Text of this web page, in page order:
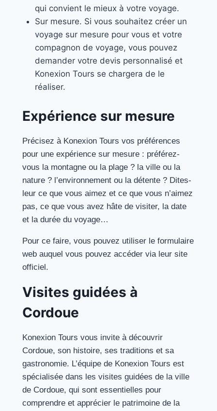
qui convient le mieux à votre voyage.
Sur mesure. Si vous souhaitez créer un
voyage sur mesure pour vous et votre
compagnon de voyage, vous pouvez
demander votre devis personnalisé et
Konexion Tours se chargera de le
réaliser.
Expérience sur mesure
Précisez à Konexion Tours vos préférences
pour une expérience sur mesure : préférez-
vous la montagne ou la plage ? la ville ou la
nature ? l’environnement ou la détente ? Dites-
leur ce que vous aimez et ce que vous n’aimez
pas, ce que vous avez hâte de visiter, la date
et la durée du voyage…
Pour ce faire, vous pouvez utiliser le formulaire
web auquel vous pouvez accéder via leur site
officiel.
Visites guidées à
Cordoue
Konexion Tours vous invite à découvrir
Cordoue, son histoire, ses traditions et sa
gastronomie. L’équipe de Konexion Tours est
spécialisée dans les visites guidées de la ville
de Cordoue, qui sont essentielles pour
comprendre et apprécier le patrimoine de la